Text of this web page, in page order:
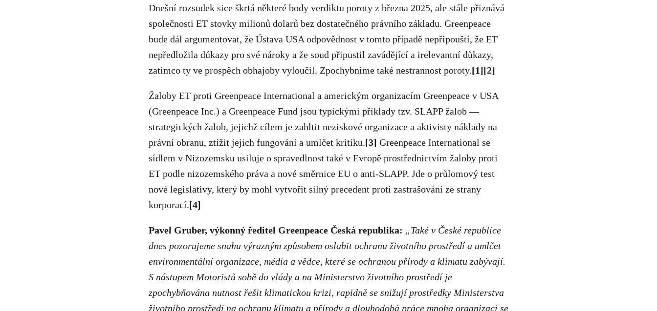
Dnešní rozsudek sice škrtá některé body verdiktu poroty z března 2025, ale stále přiznává
společnosti ET stovky milionů dolarů bez dostatečného právního základu. Greenpeace
bude dál argumentovat, že Ústava USA odpovědnost v tomto případě nepřipouští, že ET
nepředložila důkazy pro své nároky a že soud připustil zavádějící a irelevantní důkazy,
zatímco ty ve prospěch obhajoby vyloučil. Zpochybníme také nestrannost poroty.[1][2]
Žaloby ET proti Greenpeace International a americkým organizacím Greenpeace v USA
(Greenpeace Inc.) a Greenpeace Fund jsou typickými příklady tzv. SLAPP žalob —
strategických žalob, jejichž cílem je zahltit neziskové organizace a aktivisty náklady na
právní obranu, ztížit jejich fungování a umlčet kritiku.[3] Greenpeace International se
sídlem v Nizozemsku usiluje o spravedlnost také v Evropě prostřednictvím žaloby proti
ET podle nizozemského práva a nové směrnice EU o anti-SLAPP. Jde o průlomový test
nové legislativy, který by mohl vytvořit silný precedent proti zastrašování ze strany
korporací.[4]
Pavel Gruber, výkonný ředitel Greenpeace Česká republika: „Také v České republice
dnes pozorujeme snahu výrazným způsobem oslabit ochranu životního prostředí a umlčet
environmentální organizace, média a vědce, které se ochranou přírody a klimatu zabývají.
S nástupem Motoristů sobě do vlády a na Ministerstvo životního prostředí je
zpochybňována nutnost řešit klimatickou krizi, rapidně se snižují prostředky Ministerstva
životního prostředí na ochranu klimatu a přírody a dlouhodobá práce mnoha organizací se